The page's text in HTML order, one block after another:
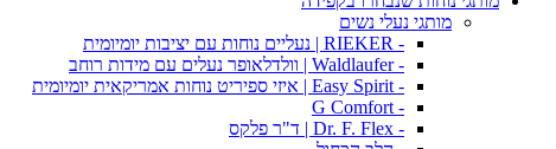
מותגי נעלי נשים
- RIEKER | נעליים נוחות עם יציבות יומיומית
- Waldlaufer | וולדלאופר נעלים עם מידות רוחב
- Easy Spirit | איזי ספיריט נוחות אמריקאית יומיומית
- G Comfort
- Dr. F. Flex | ד"ר פלקס